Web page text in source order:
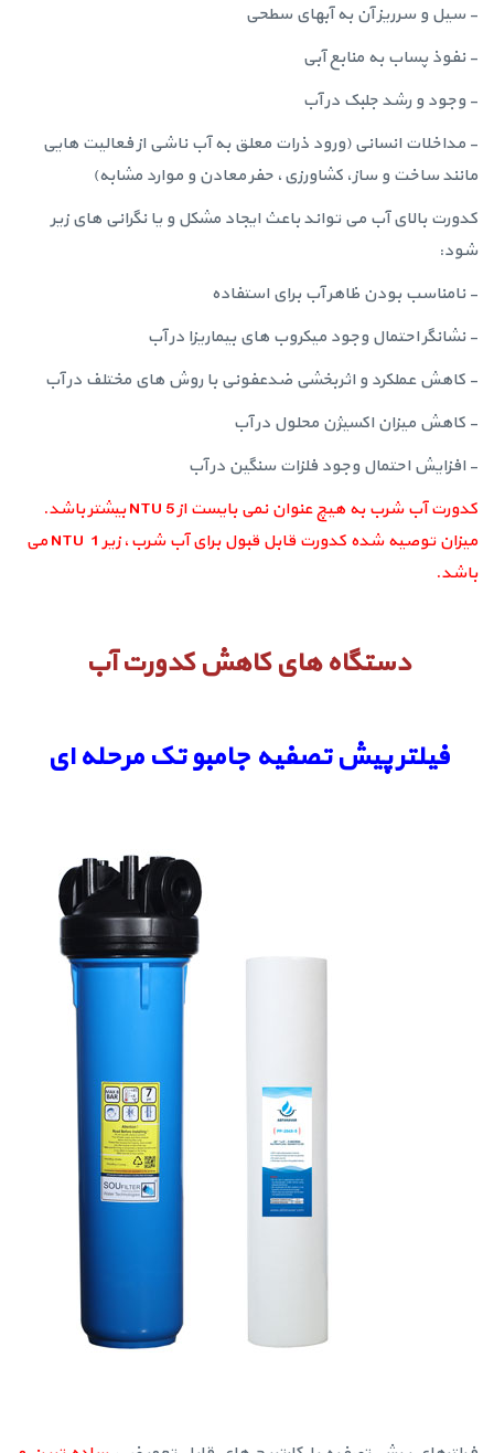
- سیل و سرریز آن به آبهای سطحی
- نفوذ پساب به منابع آبی
- وجود و رشد جلبک در آب
- مداخلات انسانی (ورود ذرات معلق به آب ناشی از فعالیت هایی
مانند ساخت و ساز، کشاورزی، حفر معادن و موارد مشابه)
کدورت بالای آب می تواند باعث ایجاد مشکل و یا نگرانی های زیر
شود:
- نامناسب بودن ظاهر آب برای استفاده
- نشانگر احتمال وجود میکروب های بیماریزا در آب
- کاهش عملکرد و اثربخشی ضدعفونی با روش های مختلف در آب
- کاهش میزان اکسیژن محلول در آب
- افزایش احتمال وجود فلزات سنگین در آب
کدورت آب شرب به هیچ عنوان نمی بایست از 5 NTU بیشتر باشد.
میزان توصیه شده کدورت قابل قبول برای آب شرب، زیر 1 NTU می
باشد.
دستگاه های کاهش کدورت آب
فیلتر پیش تصفیه جامبو تک مرحله ای